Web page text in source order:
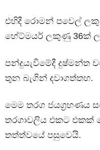
එහිදී රොමන් පවෙල්
හේට්මයර් ලකුණු 36ක්
පන්දුයැවීමේදී දුෂ්මන්ත
තුන බැගින් දවාගත්තහ.
මෙම තරග ජයග්‍රහණය
තරගාවලිය එකට එකක්
තත්ත්වයේ පසුවෙයි.